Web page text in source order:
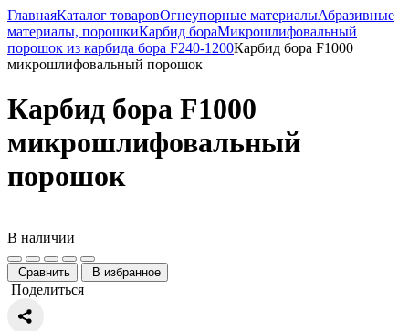
ГлавнаяКаталог товаровОгнеупорные материалыАбразивные
материалы, порошкиКарбид бораМикрошлифовальный
порошок из карбида бора F240-1200Карбид бора F1000
микрошлифовальный порошок
Карбид бора F1000
микрошлифовальный
порошок
В наличии
Сравнить В избранное
Поделиться